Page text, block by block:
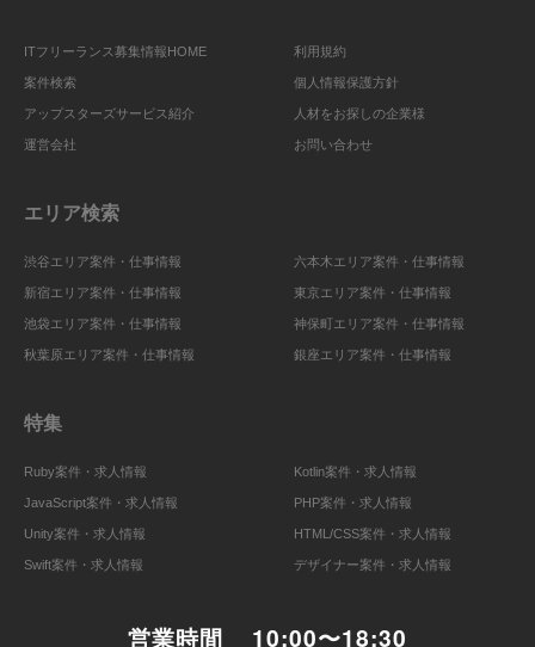
ITフリーランス募集情報HOME
案件検索
アップスターズサービス紹介
運営会社
利用規約
個人情報保護方針
人材をお探しの企業様
お問い合わせ
エリア検索
渋谷エリア案件・仕事情報
新宿エリア案件・仕事情報
池袋エリア案件・仕事情報
秋葉原エリア案件・仕事情報
六本木エリア案件・仕事情報
東京エリア案件・仕事情報
神保町エリア案件・仕事情報
銀座エリア案件・仕事情報
特集
Ruby案件・求人情報
JavaScript案件・求人情報
Unity案件・求人情報
Swift案件・求人情報
Kotlin案件・求人情報
PHP案件・求人情報
HTML/CSS案件・求人情報
デザイナー案件・求人情報
営業時間 10:00〜18:30